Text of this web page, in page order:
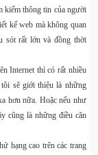
kiếm thông tin của người
kế web mà không quan
sót rất lớn và đồng thời
Internet thì có rất nhiều
tôi sẽ giới thiệu là những
hơn nữa. Hoặc nếu như
cũng là những điều căn
hạng cao trên các trang